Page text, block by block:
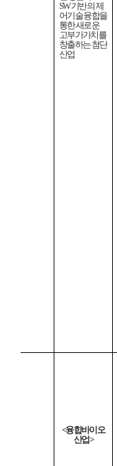
SW기반의 제
어기술 융합을
통한 새로운
고부가가치를
창출하는 첨단
산업
<융합바이오
산업>